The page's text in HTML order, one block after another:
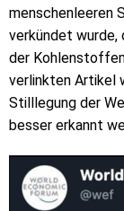
menschenleeren
verkündet wurde,
der
verlinkten Artikel
Stilllegung der
besser erkannt